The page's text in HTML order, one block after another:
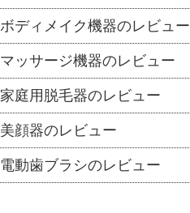
ボディメイク機器のレビュー
マッサージ機器のレビュー
家庭用脱毛器のレビュー
美顔器のレビュー
電動歯ブラシのレビュー